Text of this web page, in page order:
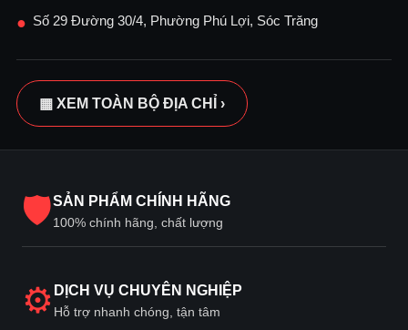
● Số 29 Đường 30/4, Phường Phú Lợi, Sóc Trăng
▦ XEM TOÀN BỘ ĐỊA CHỈ ›
🛡SẢN PHẨM CHÍNH HÃNG
100% chính hãng, chất lượng
⚙ DỊCH VỤ CHUYÊN NGHIỆP
Hỗ trợ nhanh chóng, tận tâm